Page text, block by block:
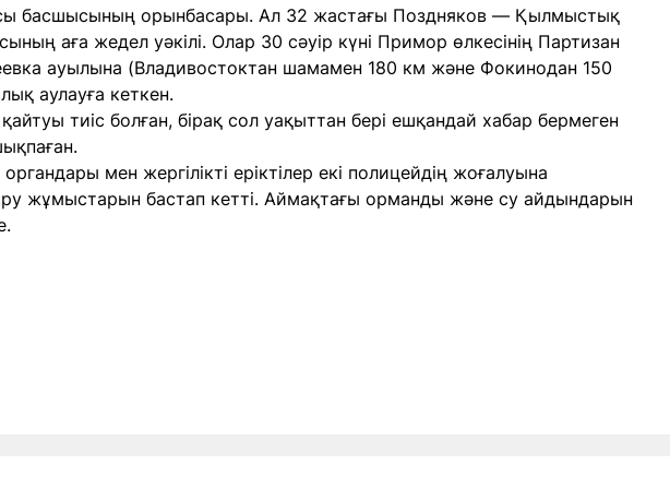
басшысының орынбасары. Ал 32 жастағы Поздняков — Қылмыстық
аға жедел уәкілі. Олар 30 сәуір күні Примор өлкесінің Партизан
ауылына (Владивостоктан шамамен 180 км және Фокинодан 150
аулауға кеткен.
тиіс болған, бірақ сол уақыттан бері ешқандай хабар бермеген
мен жергілікті еріктілер екі полицейдің жоғалуына
жұмыстарын бастап кетті. Аймақтағы орманды және су айдындарын